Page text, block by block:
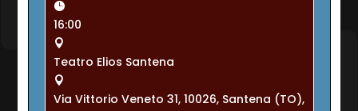
16:00
Teatro Elios Santena
Via Vittorio Veneto 31, 10026, Santena (TO),